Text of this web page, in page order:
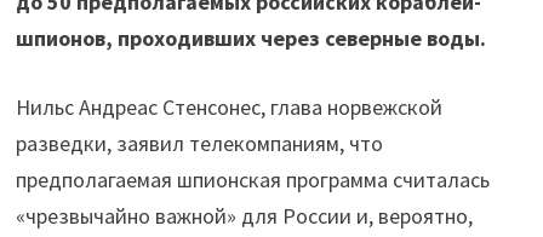
шпионов, проходивших через северные воды.
Нильс Андреас Стенсонес, глава норвежской
разведки, заявил телекомпаниям, что
предполагаемая шпионская программа считалась
«чрезвычайно важной» для России и, вероятно,